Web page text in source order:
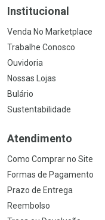
Institucional
Venda No Marketplace
Trabalhe Conosco
Ouvidoria
Nossas Lojas
Bulário
Sustentabilidade
Atendimento
Como Comprar no Site
Formas de Pagamento
Prazo de Entrega
Reembolso